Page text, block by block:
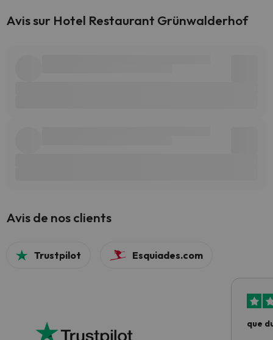
Avis sur Hotel Restaurant Grünwalderhof
Avis de nos clients
Trustpilot Esquiades.com
que